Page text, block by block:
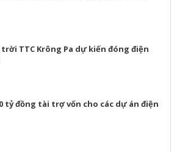
TTC Krông Pa dự kiến đóng điện
tỷ đồng tài trợ vốn cho các dự án điện